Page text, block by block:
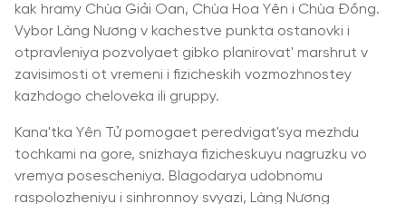
kak hramy Chùa Giải Oan, Chùa Hoa Yên i Chùa Đồng.
Vybor Làng Nương v kachestve punkta ostanovki i
otpravleniya pozvolyaet gibko planirovat' marshrut v
zavisimosti ot vremeni i fizicheskih vozmozhnostey
kazhdogo cheloveka ili gruppy.
Kana'tka Yên Tử pomogaet peredvigat'sya mezhdu
tochkami na gore, snizhaya fizicheskuyu nagruzku vo
vremya posescheniya. Blagodarya udobnomu
raspolozheniyu i sinhronnoy svyazi, Làng Nương